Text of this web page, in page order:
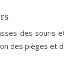
des souris
des pièges et